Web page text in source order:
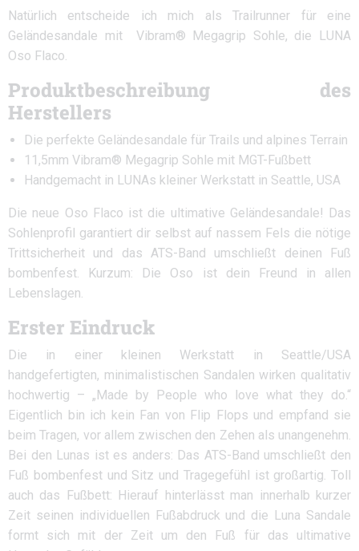
Natürlich entscheide ich mich als Trailrunner für eine
Geländesandale mit Vibram® Megagrip Sohle, die LUNA
Oso Flaco.
Produktbeschreibung des
Herstellers
Die perfekte Geländesandale für Trails und alpines Terrain
11,5mm Vibram® Megagrip Sohle mit MGT-Fußbett
Handgemacht in LUNAs kleiner Werkstatt in Seattle, USA
Die neue Oso Flaco ist die ultimative Geländesandale! Das
Sohlenprofil garantiert dir selbst auf nassem Fels die nötige
Trittsicherheit und das ATS-Band umschließt deinen Fuß
bombenfest. Kurzum: Die Oso ist dein Freund in allen
Lebenslagen.
Erster Eindruck
Die in einer kleinen Werkstatt in Seattle/USA
handgefertigten, minimalistischen Sandalen wirken qualitativ
hochwertig – „Made by People who love what they do.“
Eigentlich bin ich kein Fan von Flip Flops und empfand sie
beim Tragen, vor allem zwischen den Zehen als unangenehm.
Bei den Lunas ist es anders: Das ATS-Band umschließt den
Fuß bombenfest und Sitz und Tragegefühl ist großartig. Toll
auch das Fußbett: Hierauf hinterlässt man innerhalb kurzer
Zeit seinen individuellen Fußabdruck und die Luna Sandale
formt sich mit der Zeit um den Fuß für das ultimative